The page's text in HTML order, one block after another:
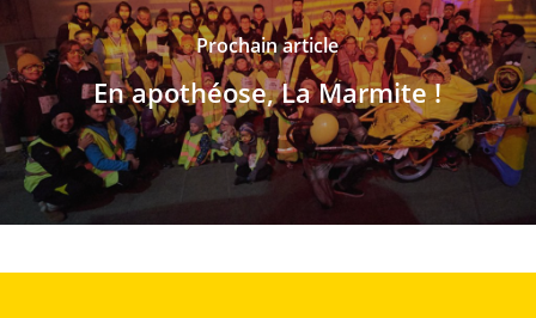
Prochain article
En apothéose, La Marmite !